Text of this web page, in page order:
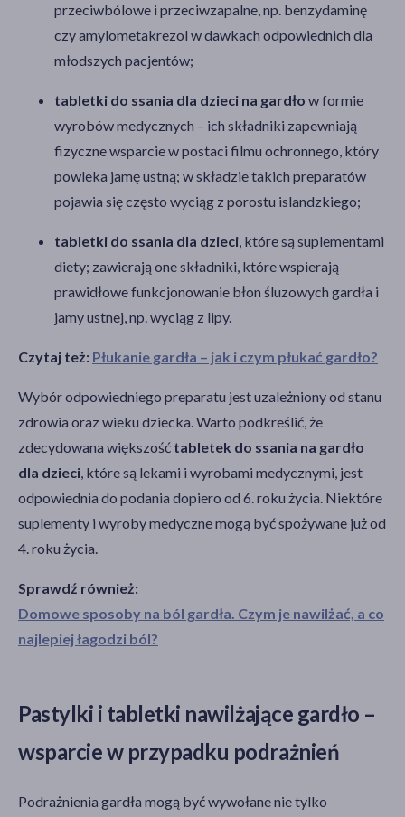
przeciwbólowe i przeciwzapalne, np. benzydaminę
czy amylometakrezol w dawkach odpowiednich dla
młodszych pacjentów;
tabletki do ssania dla dzieci na gardło w formie
wyrobów medycznych – ich składniki zapewniają
fizyczne wsparcie w postaci filmu ochronnego, który
powleka jamę ustną; w składzie takich preparatów
pojawia się często wyciąg z porostu islandzkiego;
tabletki do ssania dla dzieci, które są suplementami
diety; zawierają one składniki, które wspierają
prawidłowe funkcjonowanie błon śluzowych gardła i
jamy ustnej, np. wyciąg z lipy.
Czytaj też: Płukanie gardła – jak i czym płukać gardło?
Wybór odpowiedniego preparatu jest uzależniony od stanu
zdrowia oraz wieku dziecka. Warto podkreślić, że
zdecydowana większość tabletek do ssania na gardło
dla dzieci, które są lekami i wyrobami medycznymi, jest
odpowiednia do podania dopiero od 6. roku życia. Niektóre
suplementy i wyroby medyczne mogą być spożywane już od
4. roku życia.
Sprawdź również:
Domowe sposoby na ból gardła. Czym je nawilżać, a co
najlepiej łagodzi ból?
Pastylki i tabletki nawilżające gardło –
wsparcie w przypadku podrażnień
Podrażnienia gardła mogą być wywołane nie tylko